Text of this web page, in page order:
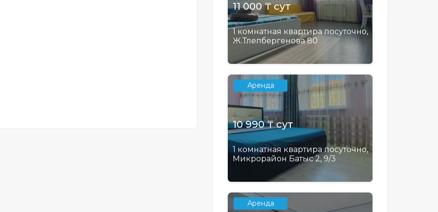
11 000 ₸ сут
1 комнатная квартира посуточно,
Ж.Тлепбергенова 80
Аренда
10 990 ₸ сут
1 комнатная квартира посуточно,
Микрорайон Батыс 2, 9/3
Аренда